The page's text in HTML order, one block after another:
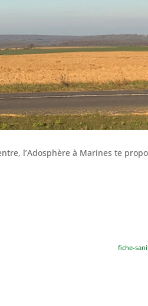
l’Adosphère à Marines te
fiche-